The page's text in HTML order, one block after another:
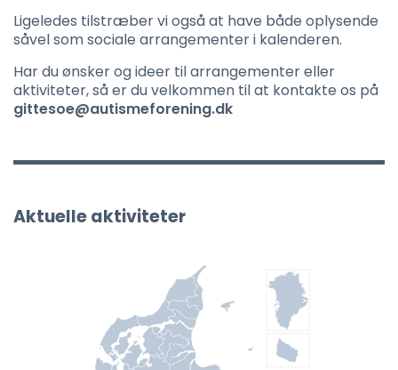
Ligeledes tilstræber vi også at have både oplysende
såvel som sociale arrangementer i kalenderen.
Har du ønsker og ideer til arrangementer eller
aktiviteter, så er du velkommen til at kontakte os på
gittesoe@autismeforening.dk
Aktuelle aktiviteter